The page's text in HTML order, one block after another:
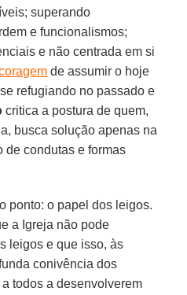
superando
e funcionalismos;
e não centrada em si
de assumir o hoje
refugiando no passado e
critica a postura de quem,
busca solução apenas na
de condutas e formas
ponto: o papel dos leigos.
a Igreja não pode
leigos e que isso, às
conivência dos
todos a desenvolverem